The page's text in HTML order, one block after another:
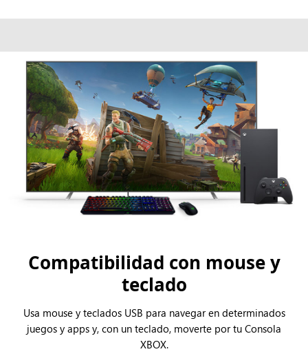
Compatibilidad con mouse y
teclado
Usa mouse y teclados USB para navegar en determinados
juegos y apps y, con un teclado, moverte por tu Consola
XBOX.